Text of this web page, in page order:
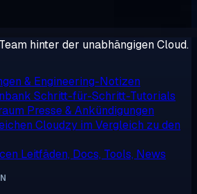
hinter der unabhängigen Cloud.
& Engineering-Notizen
Schritt-für-Schritt-Tutorials
Presse & Ankündigungen
Cloudzy im Vergleich zu den
Leitfäden, Docs, Tools, News